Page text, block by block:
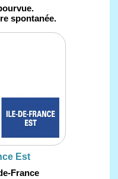
spontanée.
Est
France